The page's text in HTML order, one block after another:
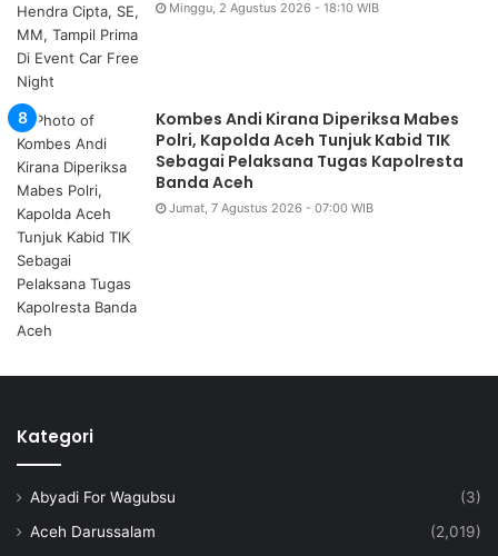
Minggu, 2 Agustus 2026 - 18:10 WIB
Kombes Andi Kirana Diperiksa Mabes
Polri, Kapolda Aceh Tunjuk Kabid TIK
Sebagai Pelaksana Tugas Kapolresta
Banda Aceh
Jumat, 7 Agustus 2026 - 07:00 WIB
Kategori
Abyadi For Wagubsu
(3)
Aceh Darussalam
(2,019)